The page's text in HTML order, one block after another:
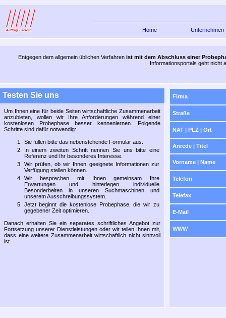
Testen Sie uns
Um Ihnen eine für beide Seiten wirtschaftliche Zusammenarbeit
anzubieten, wollen wir Ihre Anforderungen während einer
kostenlosen Probephase besser kennenlernen. Folgende
Schritte sind dafür notwendig:
Sie füllen bitte das nebenstehende Formular aus.
In einem zweiten Schritt nennen Sie uns bitte eine
Referenz und Ihr besonderes Interesse.
Wir prüfen, ob wir Ihnen geeignete Informationen zur
Verfügung stellen können.
Wir besprechen mit Ihnen gemeinsam Ihre
Erwartungen und hinterlegen individuelle
Besonderheiten in unseren Suchmaschinen und
unserem Ausschreibungssystem.
Jetzt beginnt die kostenlose Probephase, die wir zu
gegebener Zeit optimieren.
Danach erhalten Sie ein separates schriftliches Angebot zur
Fortsetzung unserer Dienstleistungen oder wir teilen Ihnen mit,
dass eine weitere Zusammenarbeit wirtschaftlich nicht sinnvoll
ist.
Entgegen dem allgemein üblichen Verfahren ist mit dem Abschluss einer
Informationsportals geht nicht
Firma
Straße
NAT | PLZ | Ort
Anrede | Titel
Vorname | Name
Telefon
Telefax
E-Mail
WWW
Unternehmen
Home